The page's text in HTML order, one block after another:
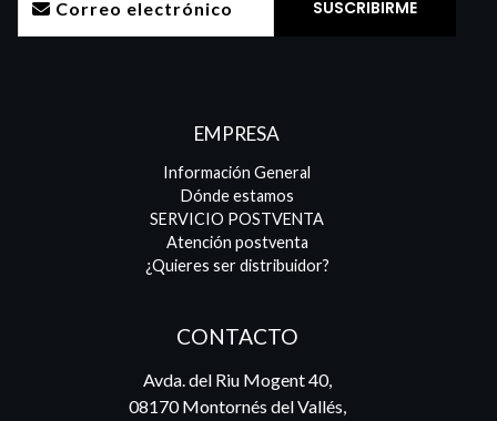
EMPRESA
Información General
Dónde estamos
SERVICIO POSTVENTA
Atención postventa
¿Quieres ser distribuidor?
CONTACTO
Avda. del Riu Mogent 40,
08170 Montornés del Vallés,